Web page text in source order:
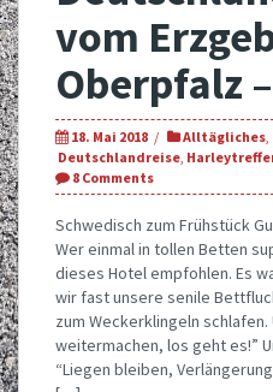
vom
Oberpfalz
18. Mai 2018 Alltägliches
Deutschlandreise
8 Comments
Schwedisch zum Frühstück
Wer einmal in tollen Betten
dieses Hotel empfohlen. Es
wir fast unsere senile
zum Weckerklingeln
weitermachen, los geht es!”
“Liegen bleiben,